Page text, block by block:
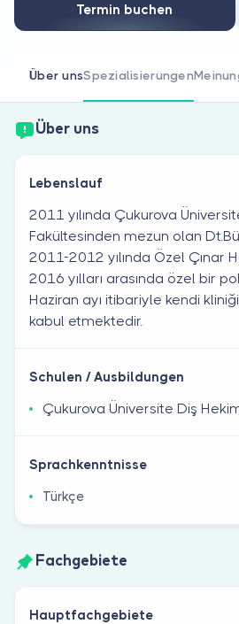
Termin buchen
Über unsSpezialisierungen
Über uns
Lebenslauf
2011 yılında Çukurova
Fakültesinden mezun olan
2011-2012 yılında Özel Çınar
2016 yılları arasında özel bir
Haziran ayı itibariyle kendi
kabul etmektedir.
Schulen / Ausbildungen
Çukurova Üniversite Diş
Sprachkenntnisse
Türkçe
Fachgebiete
Hauptfachgebiete